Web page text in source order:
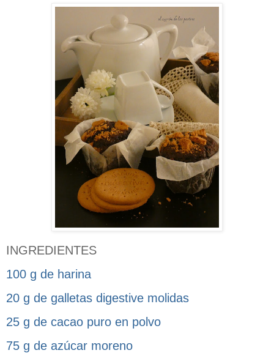
INGREDIENTES
100 g de harina
20 g de galletas digestive molidas
25 g de cacao puro en polvo
75 g de azúcar moreno